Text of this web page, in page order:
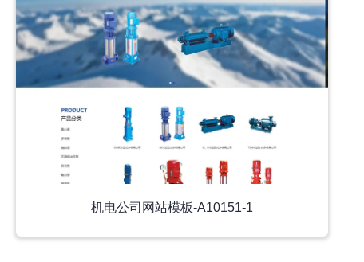
机电公司网站模板-A10151-1